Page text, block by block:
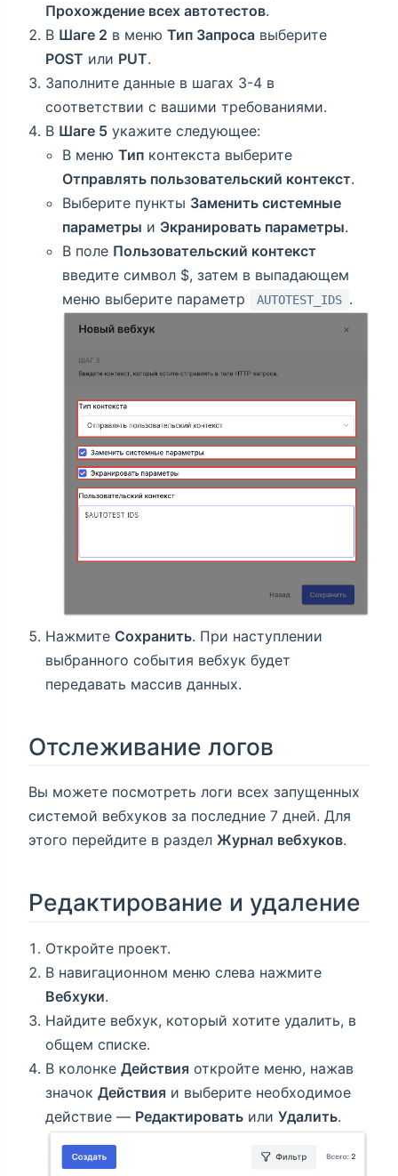
Прохождение всех автотестов.
В Шаге 2 в менюТип Запроса выберите
POST или PUT.
Заполните данные в шагах 3-4 в
соответствии с вашими требованиями.
В Шаге 5 укажите следующее:
В менюТип контекста выберите
Отправлять пользовательский контекст.
Выберите пункты Заменить системные
параметры и Экранировать параметры.
В поле Пользовательский контекст
введите символ $, затем в выпадающем
меню выберите параметр
AUTOTEST_IDS .
Нажмите Сохранить. При наступлении
выбранного события вебхук будет
передавать массив данных.
Отслеживание логов
Вы можете посмотреть логи всех запущенных
системой вебхуков за последние 7 дней. Для
этого перейдите в раздел Журнал вебхуков.
Редактирование и удаление
Откройте проект.
В навигационном меню слева нажмите
Вебхуки.
Найдите вебхук, который хотите удалить, в
общем списке.
В колонкеДействия откройте меню, нажав
значокДействия и выберите необходимое
действие — Редактировать илиУдалить.